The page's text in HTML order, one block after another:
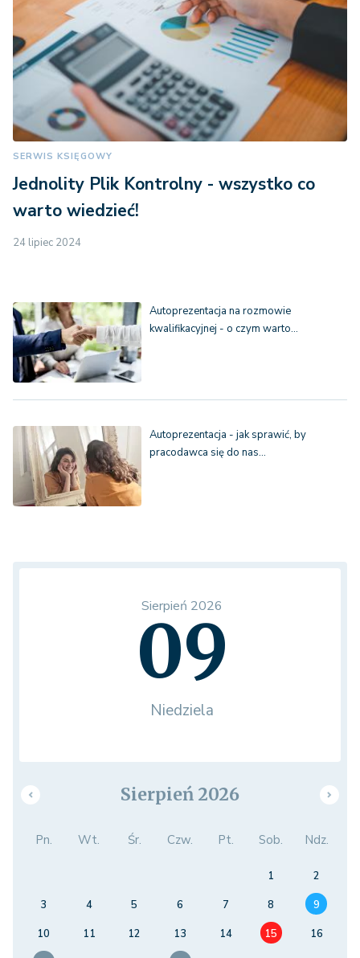
SERWIS KSIĘGOWY
Jednolity Plik Kontrolny - wszystko co
warto wiedzieć!
24 lipiec 2024
Autoprezentacja na rozmowie
kwalifikacyjnej - o czym warto…
Autoprezentacja - jak sprawić, by
pracodawca się do nas…
Sierpień 2026
09
Niedziela
Sierpień 2026
Pn. Wt. Śr. Czw. Pt. Sob. Ndz.
1
2
3
4 5 6 7 8
9
10
11 12 13 14 15
16